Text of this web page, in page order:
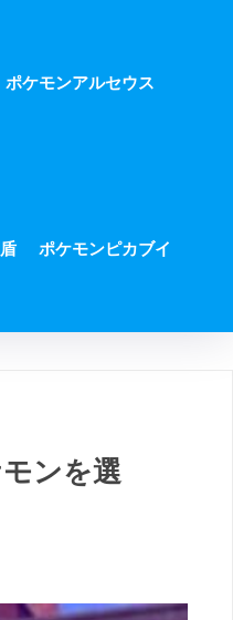
ポケモンアルセウス
ポケモンピカブイ
ンを選